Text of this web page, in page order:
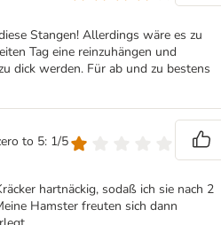
Stangen! Allerdings wäre es zu
Tag eine reinzuhängen und
dick werden. Für ab und zu bestens
to 5: 1/5
hartnäckig, sodaß ich sie nach 2
Hamster freuten sich dann